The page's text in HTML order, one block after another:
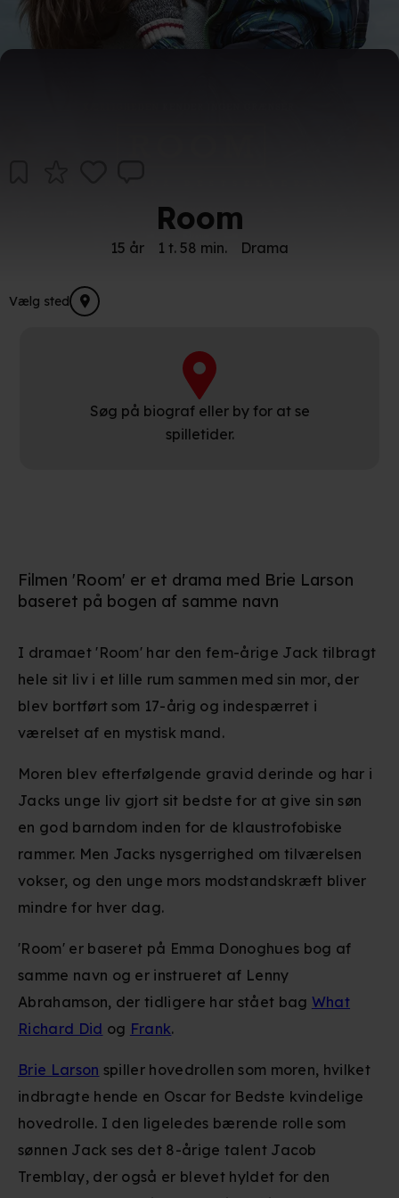
Room
15 år 1 t. 58 min. Drama
Vælg sted
Søg på biograf eller by for at se
spilletider.
Filmen 'Room' er et drama med Brie Larson
baseret på bogen af samme navn
I dramaet 'Room' har den fem-årige Jack tilbragt
hele sit liv i et lille rum sammen med sin mor, der
blev bortført som 17-årig og indespærret i
værelset af en mystisk mand.
Moren blev efterfølgende gravid derinde og har i
Jacks unge liv gjort sit bedste for at give sin søn
en god barndom inden for de klaustrofobiske
rammer. Men Jacks nysgerrighed om tilværelsen
vokser, og den unge mors modstandskræft bliver
mindre for hver dag.
'Room' er baseret på Emma Donoghues bog af
samme navn og er instrueret af Lenny
Abrahamson, der tidligere har stået bag What
Richard Did og Frank.
Brie Larson spiller hovedrollen som moren, hvilket
indbragte hende en Oscar for Bedste kvindelige
hovedrolle. I den ligeledes bærende rolle som
sønnen Jack ses det 8-årige talent Jacob
Tremblay, der også er blevet hyldet for den